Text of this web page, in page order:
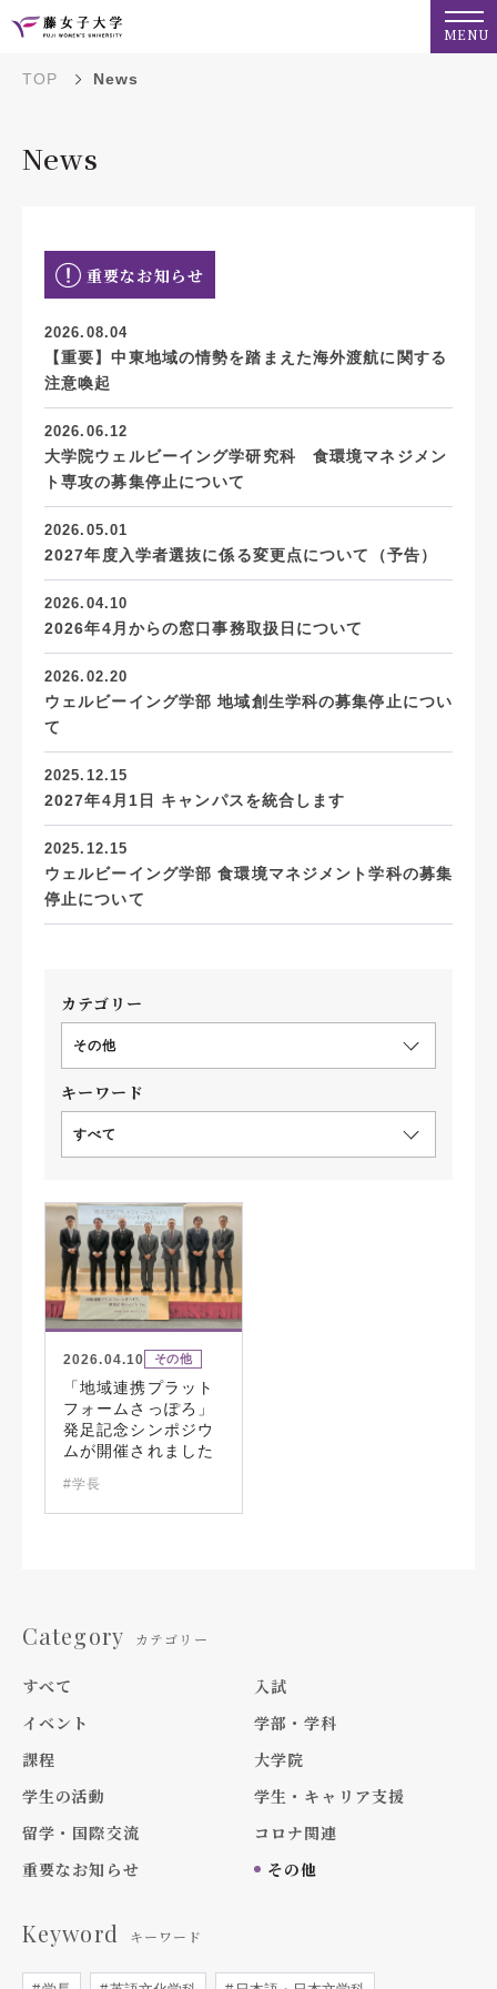
MENU
TOP News
News
重要なお知らせ
2026.08.04
【重要】中東地域の情勢を踏まえた海外渡航に関する
注意喚起
2026.06.12
大学院ウェルビーイング学研究科 食環境マネジメン
ト専攻の募集停止について
2026.05.01
2027年度入学者選抜に係る変更点について（予告）
2026.04.10
2026年4月からの窓口事務取扱日について
2026.02.20
ウェルビーイング学部 地域創生学科の募集停止につい
て
2025.12.15
2027年4月1日 キャンパスを統合します
2025.12.15
ウェルビーイング学部 食環境マネジメント学科の募集
停止について
カテゴリー
その他
キーワード
すべて
2026.04.10 その他
「地域連携プラット
フォームさっぽろ」
発足記念シンポジウ
ムが開催されました
#学長
Category カテゴリー
すべて
入試
イベント
学部・学科
課程
大学院
学生の活動
学生・キャリア支援
留学・国際交流
コロナ関連
重要なお知らせ
その他
Keyword キーワード